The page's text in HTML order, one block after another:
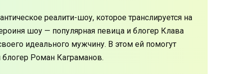
реалити-шоу, которое транслируется на
шоу — популярная певица и блогер Клава
идеального мужчину. В этом ей помогут
блогер Роман Каграманов.